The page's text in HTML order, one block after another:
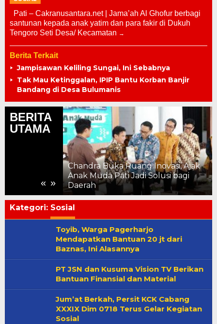
Pati – Cakranusantara.net | Jama’ah Al Ghofur berbagi
santunan kepada anak yatim dan para fakir di Dukuh
Tengoro Seti Desa/ Kecamatan
Berita Terkait
Jampisawan Keliling Sungai, Ini Sebabnya
Tak Mau Ketinggalan, IPIP Bantu Korban Banjir
Bandang di Desa Bulumanis
BERITA
UTAMA
« »
Pelosok
Chandra Buka Ruang Inovasi, Ajak
Anak Muda Pati Jadi Solusi bagi
Daerah
Kategori: Sosial
Toyib, Warga Pagerharjo
Mendapatkan Bantuan 20 jt dari
Baznas, Ini Alasannya
PT JSN dan Kusuma Vision TV Berikan
Bantuan Finansial dan Material
Jum’at Berkah, Persit KCK Cabang
XXXIX Dim 0718 Terus Gelar Kegiatan
Sosial